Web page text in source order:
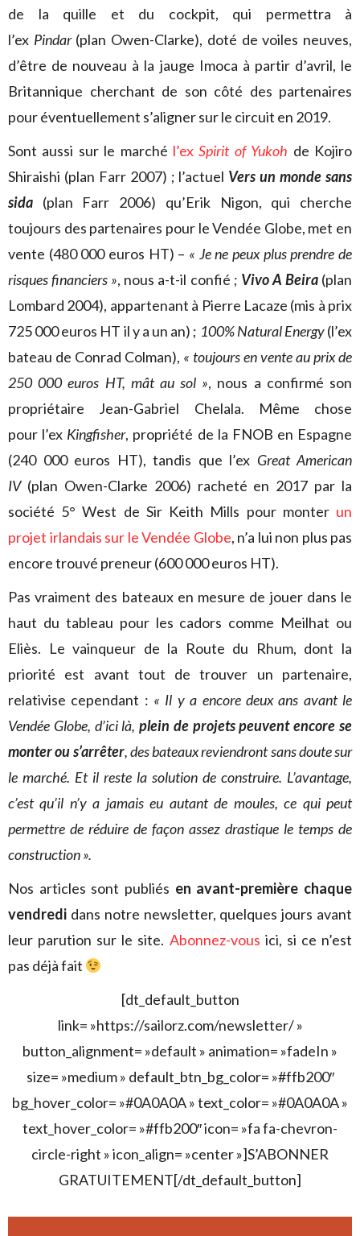
de la quille et du cockpit, qui permettra à
l’ex Pindar (plan Owen-Clarke), doté de voiles neuves,
d’être de nouveau à la jauge Imoca à partir d’avril, le
Britannique cherchant de son côté des partenaires
pour éventuellement s’aligner sur le circuit en 2019.
Sont aussi sur le marché l’exSpirit of Yukoh de Kojiro
Shiraishi (plan Farr 2007) ; l’actuel Vers un monde sans
sida (plan Farr 2006) qu’Erik Nigon, qui cherche
toujours des partenaires pour le Vendée Globe, met en
vente (480 000 euros HT) – « Je ne peux plus prendre de
risques financiers », nous a-t-il confié ; Vivo A Beira(plan
Lombard 2004), appartenant à Pierre Lacaze (mis à prix
725 000 euros HT il y a un an) ; 100% Natural Energy(l’ex
bateau de Conrad Colman), « toujours en vente au prix de
250 000 euros HT, mât au sol », nous a confirmé son
propriétaire Jean-Gabriel Chelala. Même chose
pour l’ex Kingfisher, propriété de la FNOB en Espagne
(240 000 euros HT), tandis que l’ex Great American
IV(plan Owen-Clarke 2006) racheté en 2017 par la
société 5° West de Sir Keith Mills pour monter un
projet irlandais sur le Vendée Globe, n’a lui non plus pas
encore trouvé preneur (600 000 euros HT).
Pas vraiment des bateaux en mesure de jouer dans le
haut du tableau pour les cadors comme Meilhat ou
Eliès. Le vainqueur de la Route du Rhum, dont la
priorité est avant tout de trouver un partenaire,
relativise cependant : « Il y a encore deux ans avant le
Vendée Globe, d’ici là,plein de projets peuvent encore se
monter ou s’arrêter, des bateaux reviendront sans doute sur
le marché. Et il reste la solution de construire. L’avantage,
c’est qu’il n’y a jamais eu autant de moules, ce qui peut
permettre de réduire de façon assez drastique le temps de
construction ».
Nos articles sont publiés en avant-première chaque
vendredi dans notre newsletter, quelques jours avant
leur parution sur le site. Abonnez-vous ici, si ce n’est
pas déjà fait
[dt_default_button
link= »https://sailorz.com/newsletter/ »
button_alignment= »default » animation= »fadeIn »
size= »medium » default_btn_bg_color= »#ffb200″
bg_hover_color= »#0A0A0A » text_color= »#0A0A0A »
text_hover_color= »#ffb200″ icon= »fa fa-chevron-
circle-right » icon_align= »center »]S’ABONNER
GRATUITEMENT[/dt_default_button]